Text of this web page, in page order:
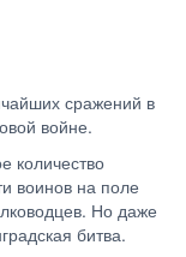
сражений в
войне.
количество
воинов на поле
Но даже
битва.